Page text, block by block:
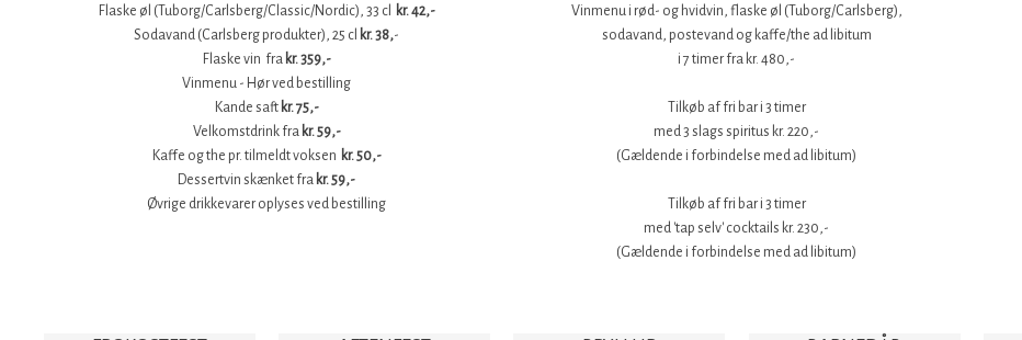
Flaske øl (Tuborg/Carlsberg/Classic/Nordic), 33 cl ​
kr. 42,-
​Sodavand (Carlsberg produkter), 25 cl​​ kr. 38,-
Flaske vin fra kr. 359,-
Vinmenu - Hør ved bestilling
Kande saft kr. 75,-
​Velkomstdrink fra kr. 59,-
​Kaffe og the pr. tilmeldt voksen ​​ kr. 50,-
​Dessertvin skænket fra kr. 59,-
​Øvrige drikkevarer oplyses ved bestilling
Vinmenu i rød- og hvidvin, flaske øl (Tuborg/Carlsberg),
sodavand, postevand og kaffe/the ad libitum
i 7 timer fra kr. 480,-
Tilkøb af fri bar i 3 timer
​med 3 slags spiritus kr. 220,-
​(Gældende i forbindelse med ad libitum)​
Tilkøb af fri bar i 3 timer
​med 'tap selv' cocktails kr. 230,-
(​Gældende i forbindelse med ad libitum)​